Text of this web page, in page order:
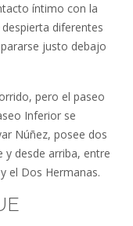
íntimo con la
diferentes
justo debajo
pero el paseo
Inferior se
Núñez, posee dos
desde arriba, entre
el Dos Hermanas.